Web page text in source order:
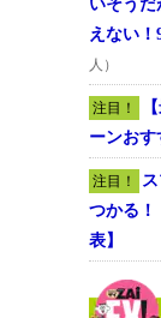
いそう
えない
人）
注目！
ーンおす
注目！
つかる！
表】